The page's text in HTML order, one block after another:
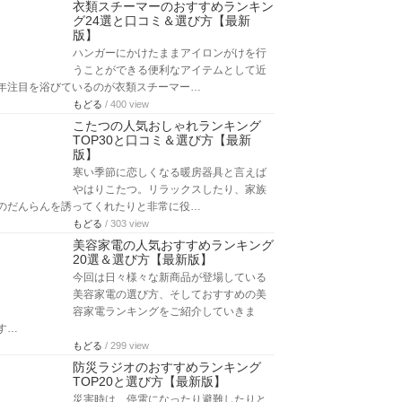
衣類スチーマーのおすすめランキン
グ24選と口コミ＆選び方【最新
版】
ハンガーにかけたままアイロンがけを行
うことができる便利なアイテムとして近
注目を浴びているのが衣類スチーマー…
もどる / 400 view
こたつの人気おしゃれランキング
TOP30と口コミ＆選び方【最新
版】
寒い季節に恋しくなる暖房器具と言えば
やはりこたつ。リラックスしたり、家族
だんらんを誘ってくれたりと非常に役…
もどる / 303 view
美容家電の人気おすすめランキング
20選＆選び方【最新版】
今回は日々様々な新商品が登場している
美容家電の選び方、そしておすすめの美
容家電ランキングをご紹介していきま
…
もどる / 299 view
防災ラジオのおすすめランキング
TOP20と選び方【最新版】
災害時は、停電になったり避難したりと